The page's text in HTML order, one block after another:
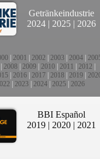
Getränkeindustrie
2024 | 2025 | 2026
2001 2002 2003 2004
2008 2009 2010 2011 2012
2016 2017 2018 2019
2023| 2024| 2025| 2026
BBI Español
2019 | 2020 | 2021